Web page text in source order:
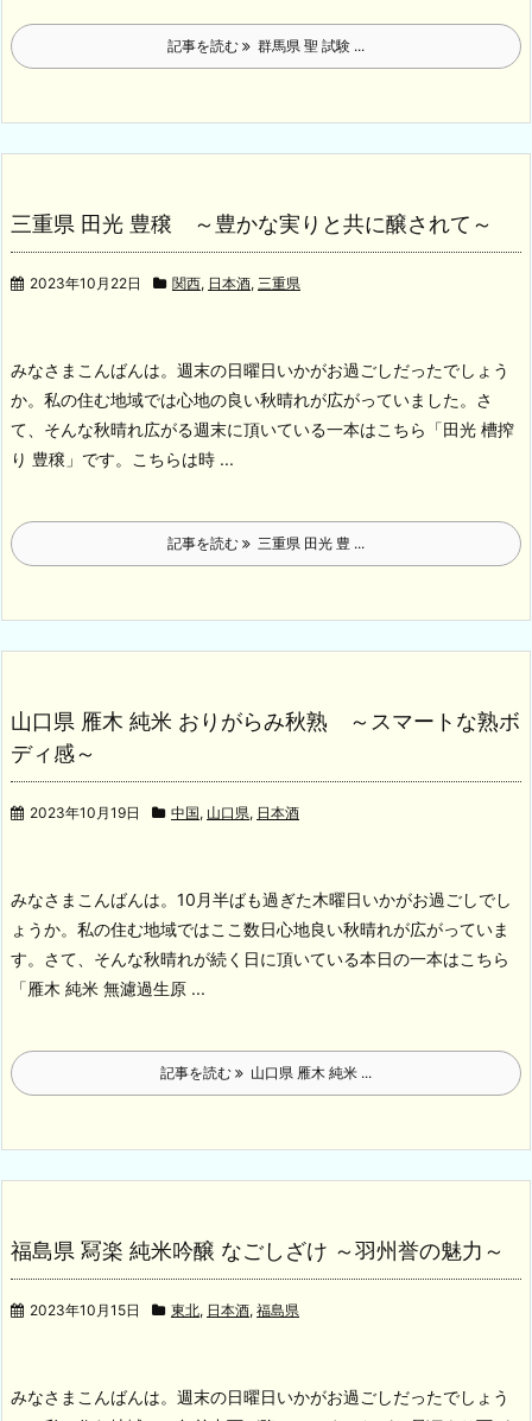
記事を読む 群馬県 聖 試験 ...
三重県 田光 豊穣 ～豊かな実りと共に醸されて～
2023年10月22日 関西, 日本酒, 三重県
みなさまこんばんは。週末の日曜日いかがお過ごしだったでしょう
か。私の住む地域では心地の良い秋晴れが広がっていました。 さ
て、そんな秋晴れ広がる週末に頂いている一本はこちら 「田光 槽搾
り 豊穣」です。こちらは時 ...
記事を読む 三重県 田光 豊 ...
山口県 雁木 純米 おりがらみ秋熟 ～スマートな熟ボ
ディ感～
2023年10月19日 中国, 山口県, 日本酒
みなさまこんばんは。10月半ばも過ぎた木曜日いかがお過ごしでし
ょうか。私の住む地域ではここ数日心地良い秋晴れが広がっていま
す。 さて、そんな秋晴れが続く日に頂いている本日の一本はこちら
「雁木 純米 無濾過生原 ...
記事を読む 山口県 雁木 純米 ...
福島県 冩楽 純米吟醸 なごしざけ ～羽州誉の魅力～
2023年10月15日 東北, 日本酒, 福島県
みなさまこんばんは。週末の日曜日いかがお過ごしだったでしょう